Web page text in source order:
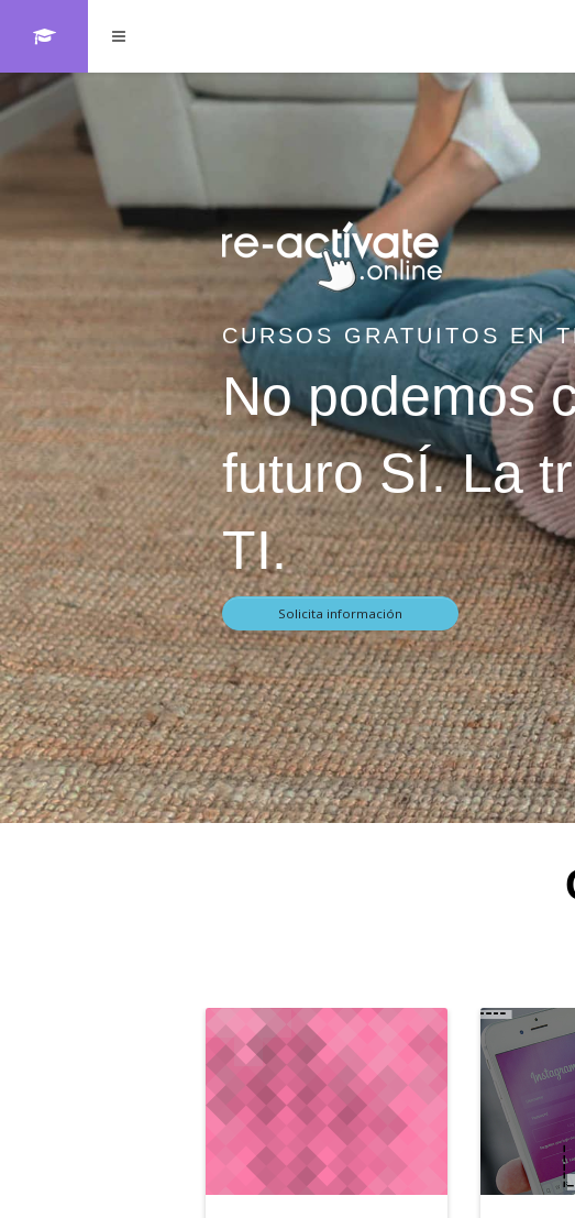
Panel lateral
CURSOS GRATUITOS EN
No podemos
futuro SÍ. La
TI.
Solicita información